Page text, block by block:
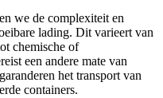
we de complexiteit en
lading. Dit varieert van
chemische of
een andere mate van
het transport van
containers.